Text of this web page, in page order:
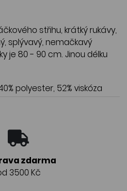
střihu, krátký rukávy,
splývavý, nemačkavý
je 80 - 90 cm. Jinou délku
polyester, 52% viskóza
zdarma
3500 Kč